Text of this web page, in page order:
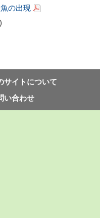
の出現
)
サイトについて
い合わせ